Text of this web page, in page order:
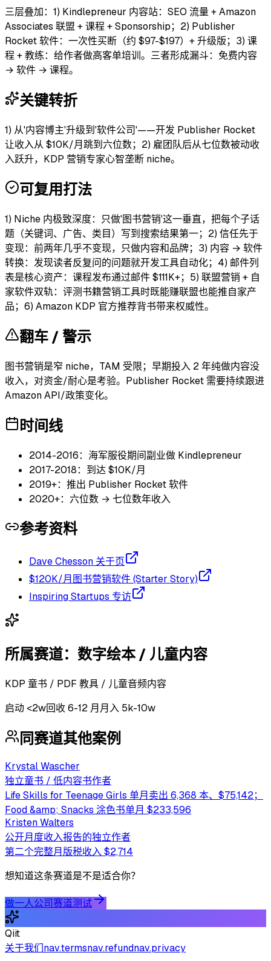
三层叠加：1) Kindlepreneur 内容站：SEO 流量 + Amazon
Associates 联盟 + 课程 + Sponsorship；2) Publisher
Rocket 软件：一次性买断（约 $97-$197）+ 升级版；3) 课
程 + 教练：给作者做高客单培训。三者形成漏斗：免费内容
→ 软件 → 课程。
关键转折
1) 从'内容博主'升级到'软件公司'——开发 Publisher Rocket
让收入从 $10K/月跳到六位数；2) 雇团队后从七位数被动收
入跃升，KDP 营销专家心智垄断 niche。
可复用打法
1) Niche 内极致深度：只做'图书营销'这一垂直，把每个子话
题（关键词、广告、类目）写到搜索结果第一；2) 信任先于
变现：前两年几乎不变现，只做内容和品牌；3) 内容 → 软件
转换：发现读者反复问的问题就开发工具自动化；4) 邮件列
表是核心资产：课程发布通过邮件 $111K+；5) 联盟营销 + 自
家软件双轨：评测书籍营销工具时既能赚联盟也能推自家产
品；6) Amazon KDP 官方推荐背书带来权威性。
翻车 / 警示
图书营销是窄 niche，TAM 受限；早期投入 2 年纯做内容没
收入，对资金/耐心是考验。Publisher Rocket 需要持续跟进
Amazon API/政策变化。
时间线
2014-2016：海军服役期间副业做 Kindlepreneur
2017-2018：到达 $10K/月
2019+：推出 Publisher Rocket 软件
2020+：六位数 → 七位数年收入
参考资料
Dave Chesson 关于页
$120K/月图书营销软件 (Starter Story)
Inspiring Startups 专访
所属赛道： 数字绘本 / 儿童内容
KDP 童书 / PDF 教具 / 儿童音频内容
启动 <2w回收6-12 月 月入 5k-10w
同赛道其他案例
Krystal Wascher
独立童书 / 低内容书作者
Life Skills for Teenage Girls 单月卖出 6,368 本、$75,142；
Food &amp; Snacks 涂色书单月 $233,596
Kristen Walters
公开月度收入报告的独立作者
第二个完整月版税收入 $2,714
想知道这条赛道是不是适合你？
做一人公司赛道测试
Qiit
关于我们nav.termsnav.refundnav.privacy